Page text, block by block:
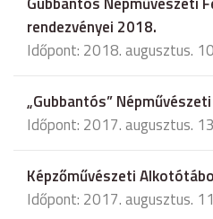
rendezvényei 2018.
Időpont: 2018. augusztus.
„Gubbantós”
Időpont: 2017. augusztus.
Képzőművészeti
Időpont: 2017. augusztus.